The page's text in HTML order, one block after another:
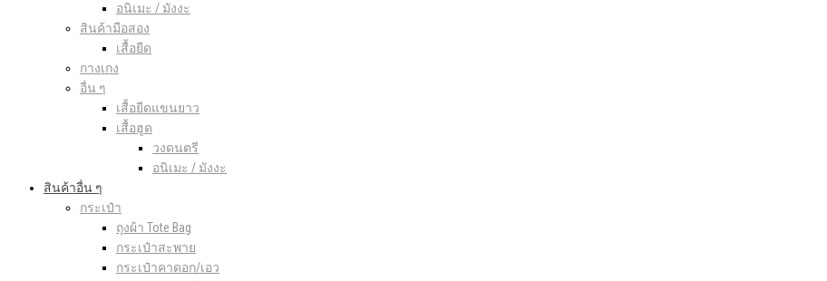
อนิเมะ / มังงะ
สินค้ามือสอง
เสื้อยืด
กางเกง
อื่น ๆ
เสื้อยืดแขนยาว
เสื้อฮูด
วงดนตรี
อนิเมะ / มังงะ
สินค้าอื่น ๆ
กระเป๋า
ถุงผ้า Tote Bag
กระเป๋าสะพาย
กระเป๋าคาดอก/เอว